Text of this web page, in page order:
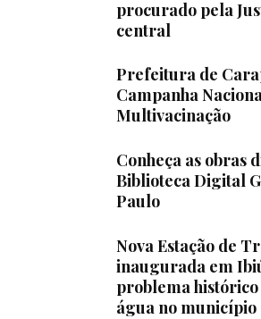
procurado pela
central
Prefeitura de
Campanha
Multivacinação
Conheça as obras
Biblioteca Digital
Paulo
Nova Estação de
inaugurada em
problema
água no município